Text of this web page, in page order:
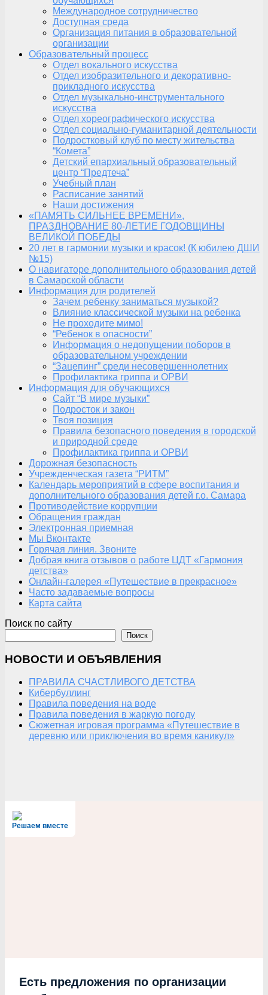
Международное сотрудничество
Доступная среда
Организация питания в образовательной
организации
Образовательный процесс
Отдел вокального искусства
Отдел изобразительного и декоративно-
прикладного искусства
Отдел музыкально-инструментального
искусства
Отдел хореографического искусства
Отдел социально-гуманитарной деятельности
Подростковый клуб по месту жительства
“Комета”
Детский епархиальный образовательный
центр “Предтеча”
Учебный план
Расписание занятий
Наши достижения
«ПАМЯТЬ СИЛЬНЕЕ ВРЕМЕНИ»,
ПРАЗДНОВАНИЕ 80-ЛЕТИЕ ГОДОВЩИНЫ
ВЕЛИКОЙ ПОБЕДЫ
20 лет в гармонии музыки и красок! (К юбилею ДШИ
№15)
О навигаторе дополнительного образования детей
в Самарской области
Информация для родителей
Зачем ребенку заниматься музыкой?
Влияние классической музыки на ребенка
Не проходите мимо!
“Ребенок в опасности”
Информация о недопущении поборов в
образовательном учреждении
“Зацепинг” среди несовершеннолетних
Профилактика гриппа и ОРВИ
Информация для обучающихся
Сайт “В мире музыки”
Подросток и закон
Твоя позиция
Правила безопасного поведения в городской
и природной среде
Профилактика гриппа и ОРВИ
Дорожная безопасность
Учрежденческая газета “РИТМ”
Календарь мероприятий в сфере воспитания и
дополнительного образования детей г.о. Самара
Противодействие коррупции
Обращения граждан
Электронная приемная
Мы Вконтакте
Горячая линия. Звоните
Добрая книга отзывов о работе ЦДТ «Гармония
детства»
Онлайн-галерея «Путешествие в прекрасное»
Часто задаваемые вопросы
Карта сайта
Поиск по сайту
Поиск
НОВОСТИ И ОБЪЯВЛЕНИЯ
ПРАВИЛА СЧАСТЛИВОГО ДЕТСТВА
Кибербуллинг
Правила поведения на воде
Правила поведения в жаркую погоду
Сюжетная игровая программа «Путешествие в
деревню или приключения во время каникул»
Решаем вместе
Есть предложения по организации